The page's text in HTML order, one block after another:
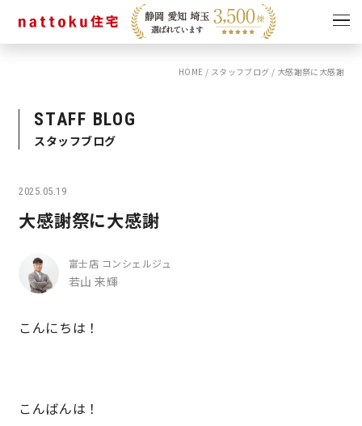
キャンペーン
ショールーム
スタッフブログ
営業時間／10:00～20:00 定休日／年末年始
HOME / スタッフブログ / 大感謝祭に大感謝
STAFF BLOG
スタッフブログ
2025.05.19
大感謝祭に大感謝
富士店 コンシェルジュ
若山 来輝
こんにちは！
こんばんは！